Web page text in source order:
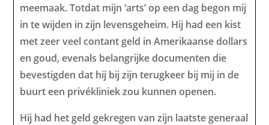
meemaak. Totdat mijn ‘arts’ op een dag begon mij
in te wijden in zijn levensgeheim. Hij had een kist
met zeer veel contant geld in Amerikaanse dollars
en goud, evenals belangrijke documenten die
bevestigden dat hij bij zijn terugkeer bij mij in de
buurt een privékliniek zou kunnen openen.
Hij had het geld gekregen van zijn laatste generaal